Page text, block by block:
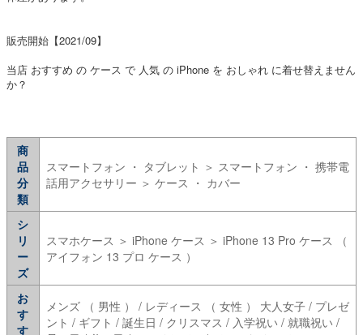
販売開始【2021/09】
当店 おすすめ の ケース で 人気 の iPhone を おしゃれ に着せ替えません
か？
商
品
分
類
スマートフォン ・ タブレット ＞ スマートフォン ・ 携帯電
話用アクセサリー ＞ ケース ・ カバー
シ
リ
ー
ズ
スマホケース ＞ iPhone ケース ＞ iPhone 13 Pro ケース （
アイフォン 13 プロ ケース ）
お
す
す
メンズ （ 男性 ） / レディース （ 女性 ） 大人女子 / プレゼ
ント / ギフト / 誕生日 / クリスマス / 入学祝い / 就職祝い /